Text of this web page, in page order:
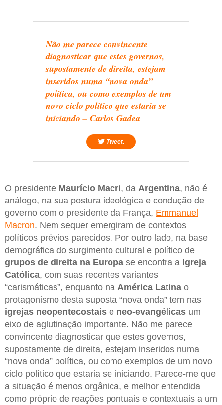
Não me parece convincente
diagnosticar que estes governos,
supostamente de direita, estejam
inseridos numa “nova onda”
política, ou como exemplos de um
novo ciclo político que estaria se
iniciando – Carlos Gadea
Tweet.
O presidente Maurício Macri, da Argentina, não é
análogo, na sua postura ideológica e condução de
governo com o presidente da França, Emmanuel
Macron. Nem sequer emergiram de contextos
políticos prévios parecidos. Por outro lado, na base
demográfica do surgimento cultural e político de
grupos de direita na Europa se encontra a Igreja
Católica, com suas recentes variantes
“carismáticas”, enquanto na América Latina o
protagonismo desta suposta “nova onda” tem nas
igrejas neopentecostais e neo-evangélicas um
eixo de aglutinação importante. Não me parece
convincente diagnosticar que estes governos,
supostamente de direita, estejam inseridos numa
“nova onda” política, ou como exemplos de um novo
ciclo político que estaria se iniciando. Parece-me que
a situação é menos orgânica, e melhor entendida
como próprio de reações pontuais e contextuais a um